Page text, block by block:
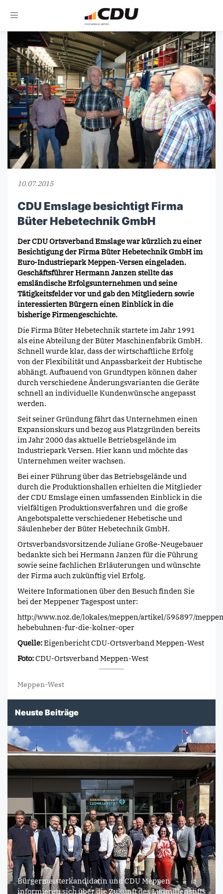
Toggle
10.07.2015
CDU Emslage besichtigt Firma
Büter Hebetechnik GmbH
Der CDU Ortsverband Emslage war kürzlich zu einer
Besichtigung der Firma Büter Hebetechnik GmbH im
Euro-Industriepark Meppen-Versen eingeladen.
Geschäftsführer Hermann Janzen stellte das
emsländische Erfolgsunternehmen und seine
Tätigkeitsfelder vor und gab den Mitgliedern sowie
interessierten Bürgern einen Einblick in die
bisherige Firmengeschichte.
Die Firma Büter Hebetechnik startete im Jahr 1991
als eine Abteilung der Büter Maschinenfabrik GmbH.
Schnell wurde klar, dass der wirtschaftliche Erfolg
von der Flexibilität und Anpassbarkeit der Hubtische
abhängt. Aufbauend von Grundtypen können daher
durch verschiedene Änderungsvarianten die Geräte
schnell an individuelle Kundenwünsche angepasst
werden.
Seit seiner Gründung fährt das Unternehmen einen
Expansionskurs und bezog aus Platzgründen bereits
im Jahr 2000 das aktuelle Betriebsgelände im
Industriepark Versen. Hier kann und möchte das
Unternehmen weiter wachsen.
Bei einer Führung über das Betriebsgelände und
durch die Produktionshallen erhielten die Mitglieder
der CDU Emslage einen umfassenden Einblick in die
vielfältigen Produktionsverfahren und die große
Angebotspalette verschiedener Hebetische und
Säulenheber der Büter Hebetechnik GmbH.
Ortsverbandsvorsitzende Juliane Große-Neugebauer
bedankte sich bei Hermann Janzen für die Führung
sowie seine fachlichen Erläuterungen und wünschte
der Firma auch zukünftig viel Erfolg.
Weitere Informationen über den Besuch finden Sie
bei der Meppener Tagespost unter:
http://www.noz.de/lokales/meppen/artikel/595897/
hebebuhnen-fur-die-kolner-oper
Quelle:Eigenbericht CDU-Ortsverband Meppen-West
Foto:CDU-Ortsverband Meppen-West
Meppen-West
Neuste Beiträge
Bürgermeisterkandidatin und CDU Meppen
informieren sich über die Zukunft des Ludmillenstifts